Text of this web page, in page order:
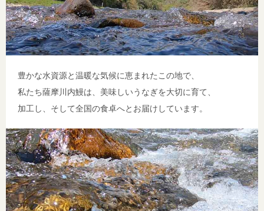
豊かな水資源と温暖な気候に恵まれたこの地で、
私たち薩摩川内鰻は、美味しいうなぎを大切に育て、
加工し、そして全国の食卓へとお届けしています。